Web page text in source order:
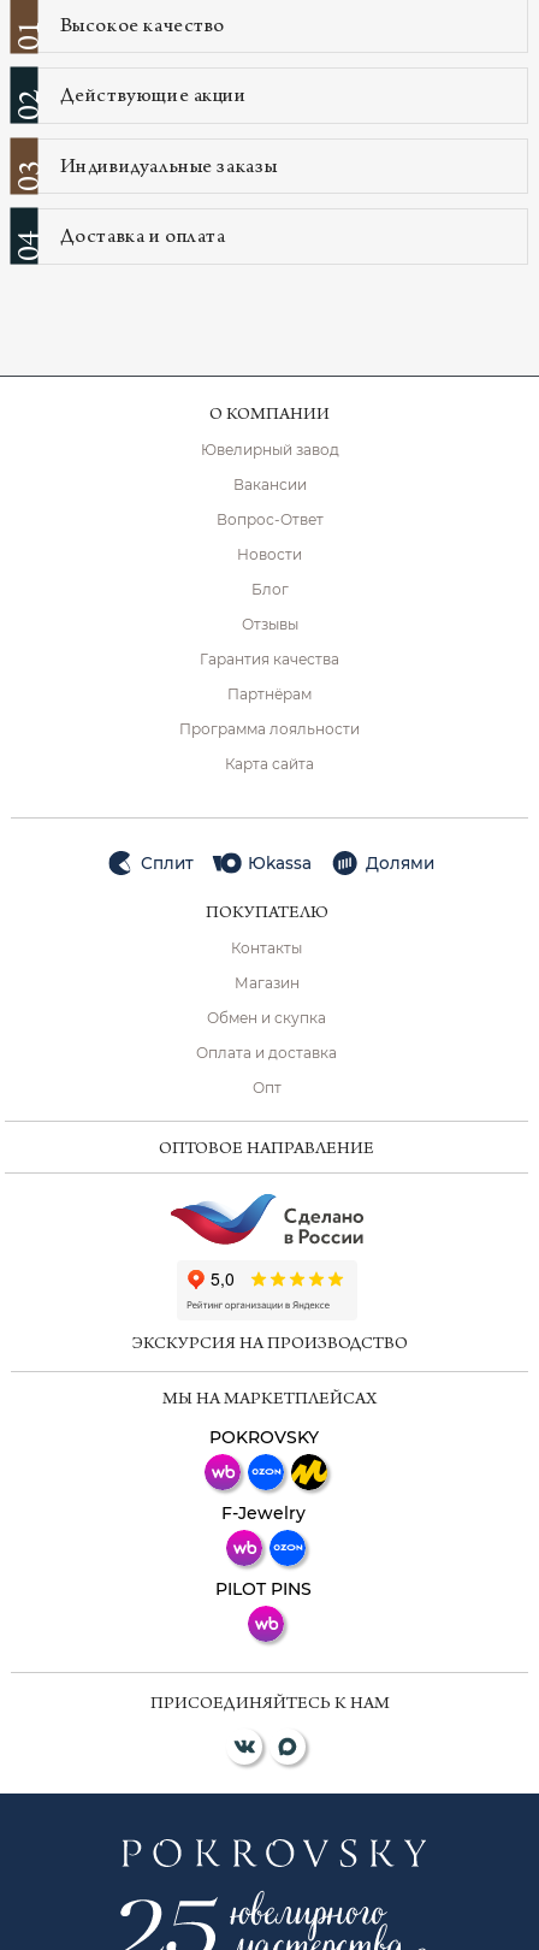
01 Высокое качество
02 Действующие акции
03 Индивидуальные заказы
04 Доставка и оплата
О КОМПАНИИ
Ювелирный завод
Вакансии
Вопрос-Ответ
Новости
Блог
Отзывы
Гарантия качества
Партнёрам
Программа лояльности
Карта сайта
Сплит Юkassa Долями
ПОКУПАТЕЛЮ
Контакты
Магазин
Обмен и скупка
Оплата и доставка
Опт
ОПТОВОЕ НАПРАВЛЕНИЕ
ЭКСКУРСИЯ НА ПРОИЗВОДСТВО
МЫ НА МАРКЕТПЛЕЙСАХ
POKROVSKY
F-Jewelry
PILOT PINS
ПРИСОЕДИНЯЙТЕСЬ К НАМ